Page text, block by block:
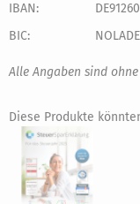
IBAN:
BIC:
Alle Angaben sind
Diese Produkte